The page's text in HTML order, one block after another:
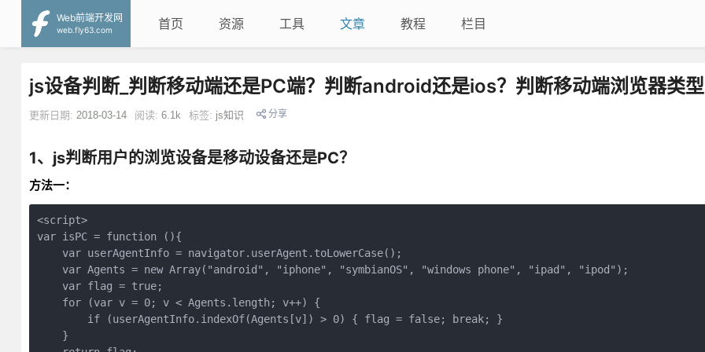
Web前端开发网
web.fly63.com
首页 资源 工具 文章 教程 栏目
js设备判断_判断移动端还是PC端？判断android还是ios？判断移动端浏览器类
更新日期: 2018-03-14 阅读: 6.1k 标签: js知识 分享
1、js判断用户的浏览设备是移动设备还是PC？
方法一：
<script>
var isPC = function (){
    var userAgentInfo = navigator.userAgent.toLowerCase();
    var Agents = new Array("android", "iphone", "symbianOS", "windows phone", "ipad", "ipod");
    var flag = true;
    for (var v = 0; v < Agents.length; v++) {
        if (userAgentInfo.indexOf(Agents[v]) > 0) { flag = false; break; }
    }